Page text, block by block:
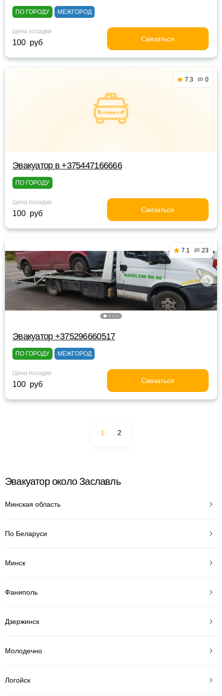
ПО ГОРОДУ МЕЖГОРОД
Цена посадки
100 руб Связаться
7.3 0
Эвакуатор в +375447166666
ПО ГОРОДУ
Цена посадки
100 руб Связаться
7.1 23
Эвакуатор +375296660517
ПО ГОРОДУ МЕЖГОРОД
Цена посадки
100 руб Связаться
1 2
Эвакуатор около Заславль
Минская область
По Беларуси
Минск
Фаниполь
Дзержинск
Молодечно
Логойск